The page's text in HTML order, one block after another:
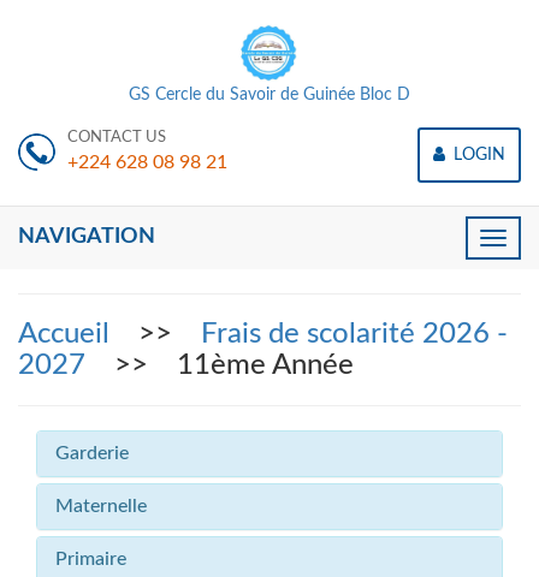
GS Cercle du Savoir de Guinée Bloc D
CONTACT US
+224 628 08 98 21 LOGIN
Toggle
NAVIGATION
Accueil >>
Frais de scolarité 2026 -
2027
>> 11ème Année
Garderie
Maternelle
Primaire